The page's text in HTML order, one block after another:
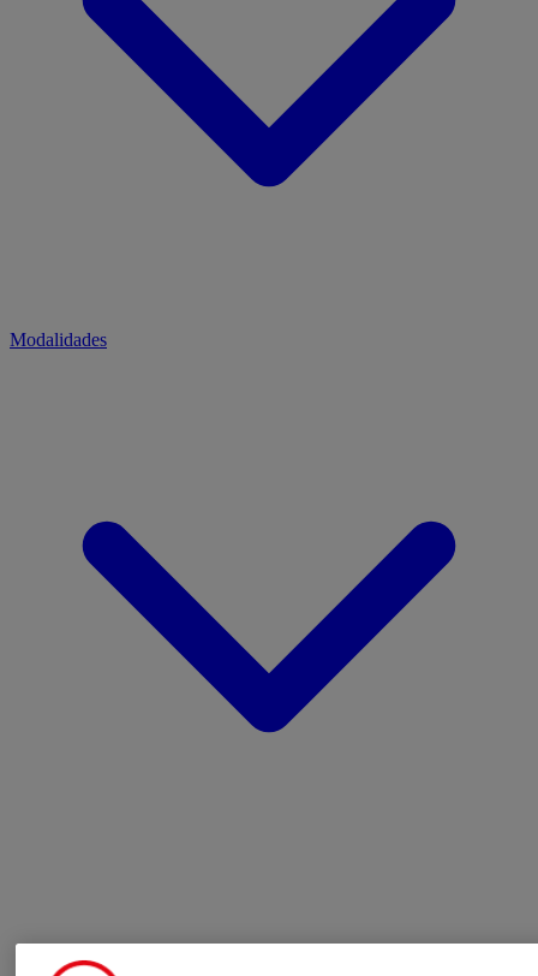
Modalidades